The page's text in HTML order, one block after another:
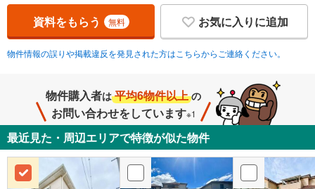
資料をもらう 無料 お気に入りに追加
物件情報の誤りや掲載違反を発見された方はこちらからご連絡ください。
物件購入者は 平均6物件以上 の
お問い合わせをしています※1
最近見た・周辺エリアで特徴が似た物件